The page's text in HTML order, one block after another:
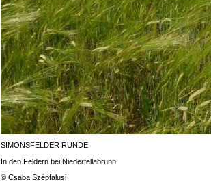
SIMONSFELDER RUNDE
In den Feldern bei Niederfellabrunn.
© Csaba Szépfalusi